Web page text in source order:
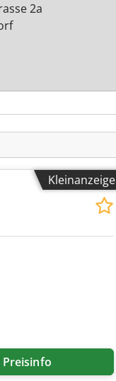
2a
Kleinanzeige
Preisinfo